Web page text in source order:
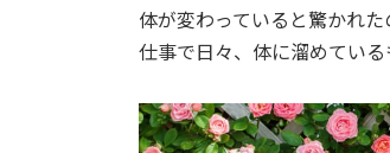
体が変わっていると驚かれた
仕事で日々、体に溜めてい